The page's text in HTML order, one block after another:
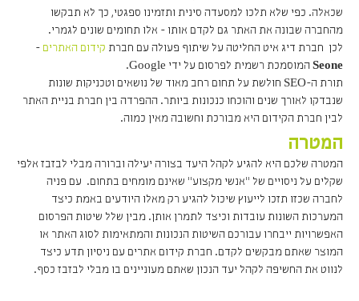
שכאלה. כפי שלא תלכו למסעדה סינית ותזמינו ספגטי, כך לא תבקשו
מהחברה שבונה את האתר גם לקדם אותו - אלו תחומים שונים לגמרי.
לכן חברת דיג איט החליטה על שיתוף פעולה עם חברת קידום האתרים -
Seone המוסמכת רשמית לפרסום על ידי Google.
תורת ה-SEO חולשת על תחום רחב מאוד של נושאים וטכניקות שונות
שנבדקו לאורך שנים והוכחו כנכונות ביותר. ההפרדה בין חברת בניית האתר
לבין חברת הקידום היא מבורכת וחשובה מאין כמוה.
המטרה
המטרה שלכם היא להגיע לקהל היעד בצורה יעילה וברורה מבלי לבזבז אלפי
שקלים על ניסויים של "אנשי מקצוע" שאינם מומחים בתחום. עם פניה
לחברה שכזו תזכו לייעוץ שיכול להגיע רק מאלו היודעים באמת כיצד
המערכות השונות עובדות וכיצד לתמרן אותן. מבין שלל שיטות הפרסום
האפשרויות ייבחרו עבורכם השיטות הנכונות והמתאימות לסוג האתר או
המוצר שאתם מבקשים לקדם. חברת קידום אתרים עם ניסיון תדע כיצד
לנווט את החשיפה לקהל יעד הנכון שאתם מעוניינים בו מבלי לבזבז כסף.